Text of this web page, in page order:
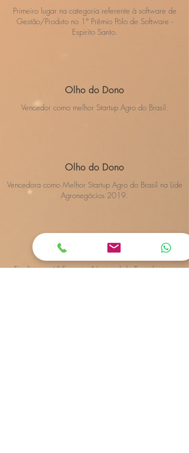
Olho do Dono
Vencedor como melhor Startup Agro do Brasil.
Primeiro lugar na categoria referente à software de
Gestão/Produto no 1° Prêmio Pólo de Software -
Espirito Santo.
Olho do Dono
Vencedora como Melhor Startup Agro do Brasil na Lide
Agronegócios 2019.
Sistema Autobahn
Finalista no 6° Encontro Nacional de Tecnologia e